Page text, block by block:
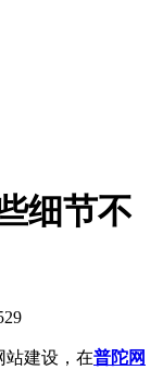
细节不
建设，在普陀网